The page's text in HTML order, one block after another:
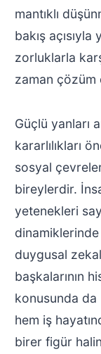
mantıklı
bakış
zorluklarla
zaman çözüm
Güçlü yanları
kararlılıkları
sosyal
bireylerdir.
yetenekleri
duygusal
başkalarının
konusunda da
hem iş
birer figür